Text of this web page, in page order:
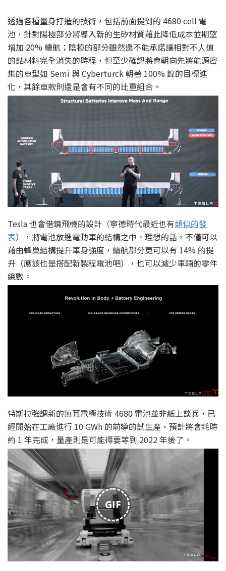
透過各種量身打造的技術，包括前面提到的 4680 cell 電
池，針對陽極部分將導入新的生矽材質藉此降低成本並期望
增加 20% 續航；陰極的部分雖然還不能承諾讓相對不人道
的鈷材料完全消失的時程，但至少確認將會朝向先將能源密
集的車型如 Semi 與 Cyberturck 朝著 100% 鎳的目標進
化，其餘車款則還是會有不同的比重組合。
Tesla 也會借鏡飛機的設計（寧德時代最近也有類似的發
表），將電池放進電動車的結構之中。理想的話，不僅可以
藉由蜂巢結構提升車身強度，續航部分更可以有 14% 的提
升（應該也是搭配新製程電池吧），也可以減少車輛的零件
總數。
特斯拉強調新的無耳電極技術 4680 電池並非紙上談兵，已
經開始在工廠進行 10 GWh 的前導的試生產，預計將會耗時
約 1 年完成，量產則是可能得要等到 2022 年後了。
GIF